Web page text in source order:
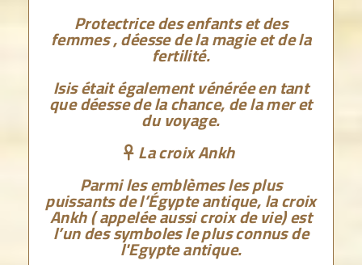
Protectrice des enfants et des
femmes , déesse de la magie et de la
fertilité.
Isis était également vénérée en tant
que déesse de la chance, de la mer et
du voyage.
 La croix Ankh
Parmi les emblèmes les plus
puissants de l’Égypte antique, la croix
Ankh ( appelée aussi croix de vie) est
l’un des symboles le plus connus de
l'Egypte antique.